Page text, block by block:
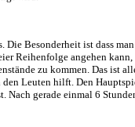
verzeiht und aus
ist das Spiel auf 60